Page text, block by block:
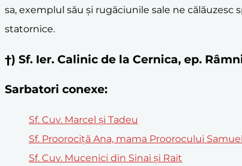
sa, exemplul său și rugăciunile sale ne
statornice.
†) Sf. Ier. Calinic de la Cernica, ep.
Sarbatori conexe:
Sf. Cuv. Marcel și Tadeu
Sf. Proorociţă Ana, mama Proorocului Samuel
Sf. Cuv. Mucenici din Sinai şi Rait